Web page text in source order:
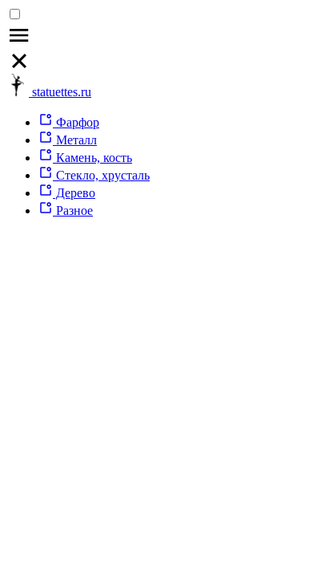
statuettes.ru
Фарфор
Металл
Камень, кость
Стекло, хрусталь
Дерево
Разное